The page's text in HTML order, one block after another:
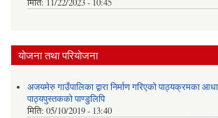
योजना तथा परियोजना
अजयमेरु गाउँपालिका द्वारा निर्माण गरिएको पाठ्यक्रमका
पाठ्यपुस्तकको पाण्डुलिपि
मिति: 05/10/2019 - 13:40